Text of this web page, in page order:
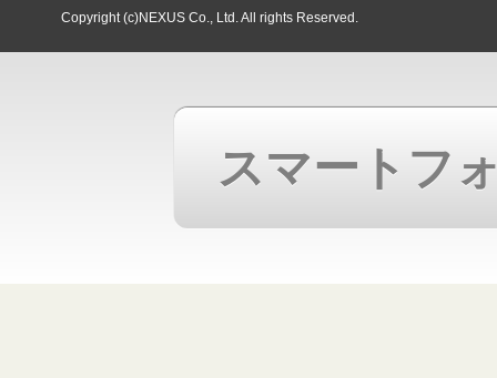
Copyright (c)NEXUS Co., Ltd. All rights Reserved.
スマートフ